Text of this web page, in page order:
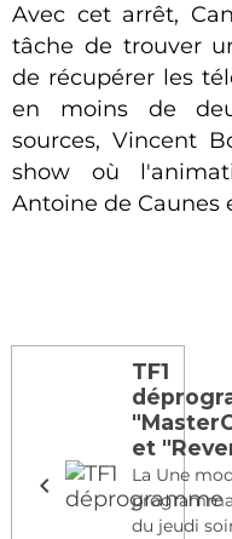
Avec cet arrêt,
tâche de trouver
de récupérer les
en moins de
sources, Vincent
show où
Antoine de Caunes
TF1
et
La Une
du jeudi